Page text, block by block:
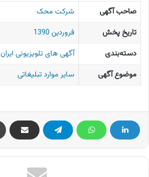
صاحب آگهی
شرکت محک
تاریخ پخش
فروردین 1390
دسته‌بندی
آگهی های تلویزیونی ایران
موضوع آگهی
سایر موارد تبلیغاتی